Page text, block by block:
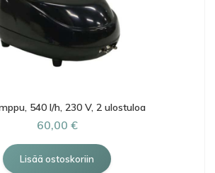
540 l/h, 230 V, 2 ulostuloa
60,00 €